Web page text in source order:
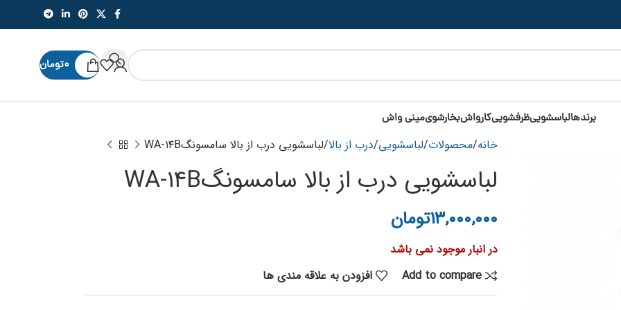
۰تومان
برندهالباسشوییظرفشوییکارواشبخارشویمینی واش
خانه محصولات لباسشویی درب از بالا لباسشویی درب از بالا سامسونگWA-۱۴B
لباسشویی درب از بالا سامسونگWA-۱۴B
۱۳,۰۰۰,۰۰۰تومان
در انبار موجود نمی باشد
Add to compare
افزودن به علاقه مندی ها